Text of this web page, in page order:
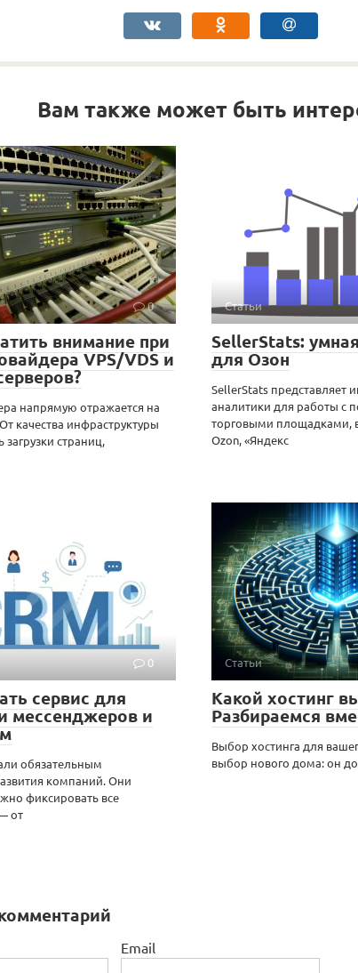
Вам также может быть
0
внимание при
VPS/VDS и
напрямую отражается на
качества инфраструктуры
загрузки страниц,
Статьи
SellerStats:
для Озон
SellerStats представляет
аналитики для работы с
торговыми площадками,
Ozon, «Яндекс
0
сервис для
мессенджеров и
обязательным
компаний. Они
фиксировать все
от
Статьи
Какой хостинг
Разбираемся
Выбор хостинга для
выбор нового дома: он
Email